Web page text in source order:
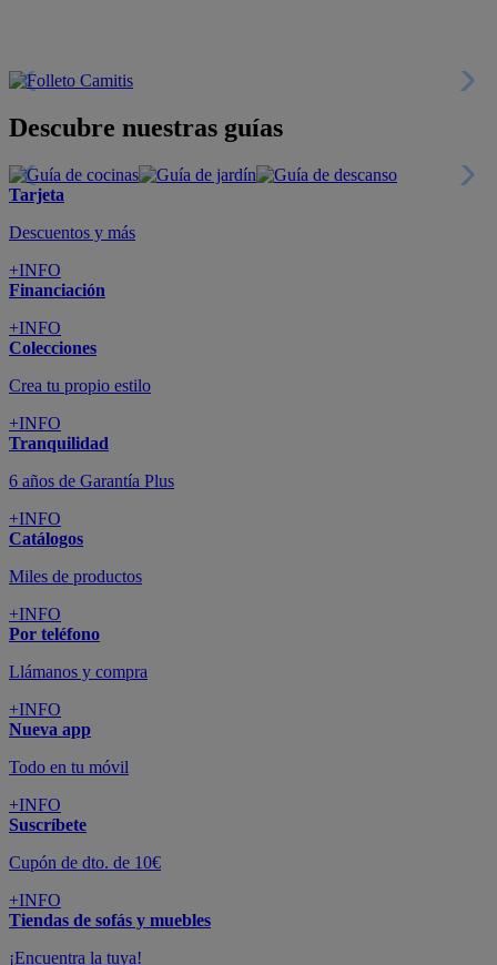
Descubre nuestras guías
Tarjeta
Descuentos y más
+INFO
Financiación
+INFO
Colecciones
Crea tu propio estilo
+INFO
Tranquilidad
6 años de Garantía Plus
+INFO
Catálogos
Miles de productos
+INFO
Por teléfono
Llámanos y compra
+INFO
Nueva app
Todo en tu móvil
+INFO
Suscríbete
Cupón de dto. de 10€
+INFO
Tiendas de sofás y muebles
¡Encuentra la tuya!